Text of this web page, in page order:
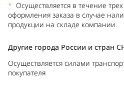
* Осуществляется в течение
оформления заказа в случае
продукции на складе компании.
Другие города России и стран
Осуществляется силами
покупателя